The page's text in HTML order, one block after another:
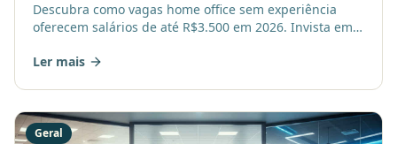
Descubra como vagas home office sem experiência
oferecem salários de até R$3.500 em 2026. Invista em
iniciar u
Ler mais
Geral